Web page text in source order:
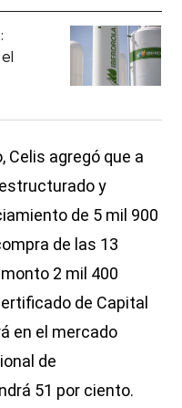
Celis agregó que a
y
de 5 mil 900
de las 13
2 mil 400
de Capital
en el mercado
de
51 por ciento.